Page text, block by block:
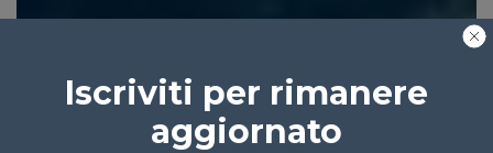
Iscriviti per rimanere
aggiornato